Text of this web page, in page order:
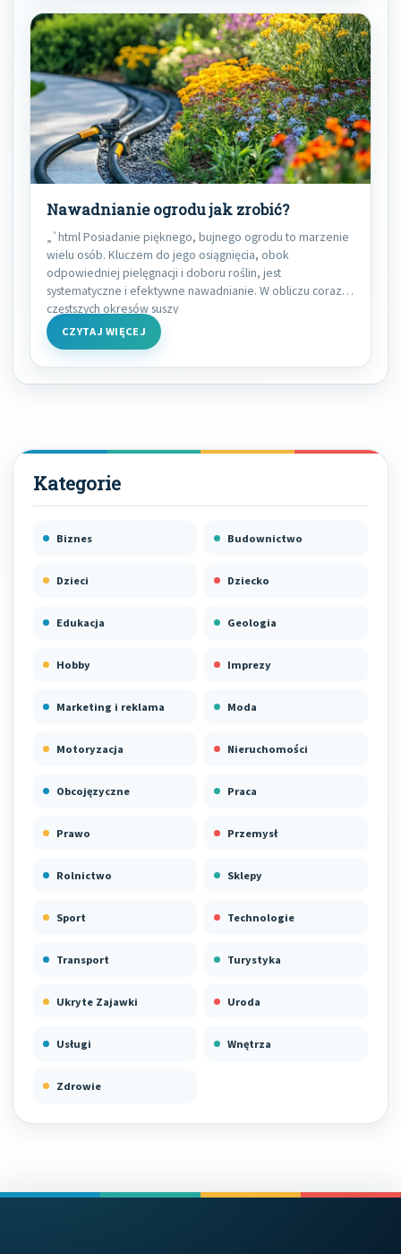
Nawadnianie ogrodu jak zrobić?
„`html Posiadanie pięknego, bujnego ogrodu to marzenie
wielu osób. Kluczem do jego osiągnięcia, obok
odpowiedniej pielęgnacji i doboru roślin, jest
systematyczne i efektywne nawadnianie. W obliczu coraz
częstszych okresów suszy
CZYTAJ WIĘCEJ
Biznes Budownictwo
Dzieci Dziecko
Edukacja Geologia
Hobby Imprezy
Marketing i reklama Moda
Motoryzacja Nieruchomości
Obcojęzyczne Praca
Prawo Przemysł
Rolnictwo Sklepy
Sport Technologie
Transport Turystyka
Ukryte Zajawki Uroda
Usługi Wnętrza
Zdrowie